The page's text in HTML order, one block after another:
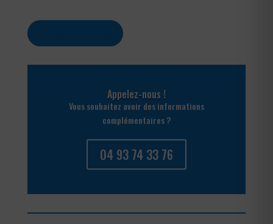
Appelez-nous !
Vous souhaitez avoir des informations
complémentaires ?
04 93 74 33 76